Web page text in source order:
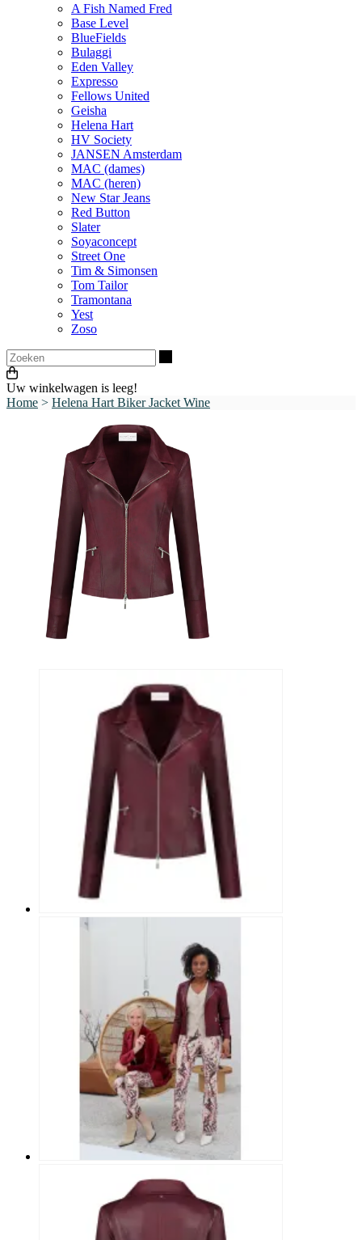
A Fish Named Fred
Base Level
BlueFields
Bulaggi
Eden Valley
Expresso
Fellows United
Geisha
Helena Hart
HV Society
JANSEN Amsterdam
MAC (dames)
MAC (heren)
New Star Jeans
Red Button
Slater
Soyaconcept
Street One
Tim & Simonsen
Tom Tailor
Tramontana
Yest
Zoso
Uw winkelwagen is leeg!
Home > Helena Hart Biker Jacket Wine